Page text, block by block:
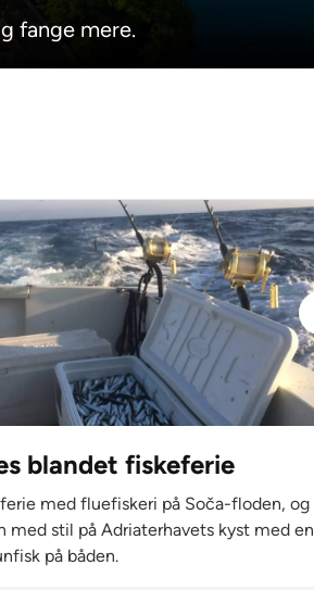
fange mere.
blandet fiskeferie
med fluefiskeri på Soča-floden, og
med stil på Adriaterhavets kyst med en
på båden.